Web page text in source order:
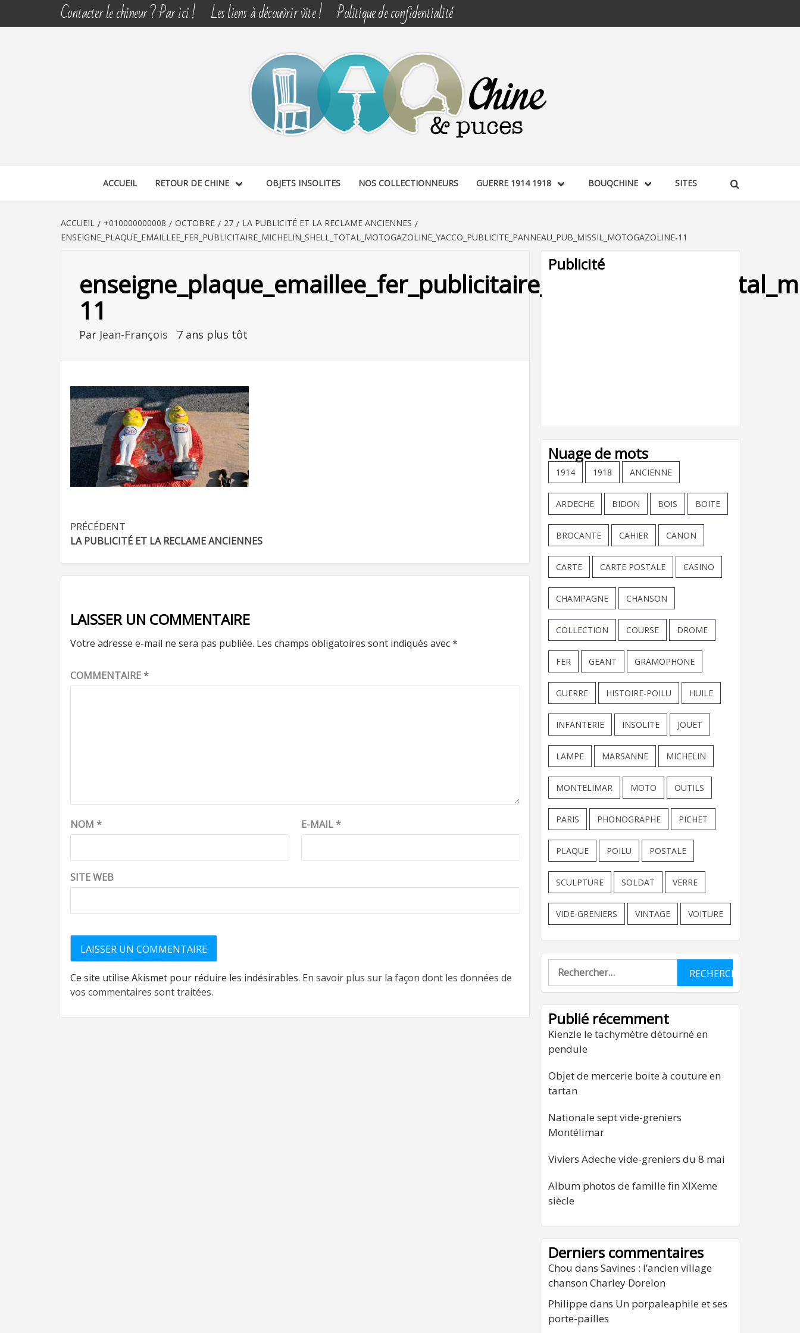
Contacter le chineur ? Par ici ! Les liens à découvrir vite ! Politique de confidentialité
CHINE & PUCES
ACCUEIL RETOUR DE CHINE OBJETS INSOLITES NOS COLLECTIONNEURS GUERRE 1914 1918 BOUQCHINE SITES
ACCUEIL +010000000008 OCTOBRE 27
LA PUBLICITÉ ET LA RECLAME ANCIENNES
ENSEIGNE_PLAQUE_EMAILLEE_FER_PUBLICITAIRE_MICHELIN_SHELL_TOTAL_MOTOGAZOLINE_YACCO_PUBLICITE_PANNEAU_PUB_MISSIL_MOTOGAZOLINE-11
11
Par Jean-François 7 ans plus tôt
Navigation
d’article
PRÉCÉDENT
LA PUBLICITÉ ET LA RECLAME ANCIENNES
LAISSER UN COMMENTAIRE
Votre adresse e-mail ne sera pas publiée. Les champs obligatoires sont indiqués avec*
COMMENTAIRE*
NOM * E-MAIL*
SITE WEB
Ce site utilise Akismet pour réduire les indésirables. En savoir plus sur la façon dont les données de
vos commentaires sont traitées.
Publicité
Nuage de mots
1914 1918 ANCIENNE
ARDECHE BIDON BOIS BOITE
BROCANTE CAHIER CANON
CARTE CARTE POSTALE CASINO
CHAMPAGNE CHANSON
COLLECTION COURSE DROME
FER GEANT GRAMOPHONE
GUERRE HISTOIRE-POILU HUILE
INFANTERIE INSOLITE JOUET
LAMPE MARSANNE MICHELIN
MONTELIMAR MOTO OUTILS
PARIS PHONOGRAPHE PICHET
PLAQUE POILU POSTALE
SCULPTURE SOLDAT VERRE
VIDE-GRENIERS VINTAGE VOITURE
Rechercher :
Publié récemment
Kienzle le tachymètre détourné en
pendule
Objet de mercerie boite à couture en
tartan
Nationale sept vide-greniers
Montélimar
Viviers Adeche vide-greniers du 8 mai
Album photos de famille fin XIXeme
siècle
Derniers commentaires
Chou dans Savines : l’ancien village
chanson Charley Dorelon
Philippe dans Un porpaleaphile et ses
porte-pailles